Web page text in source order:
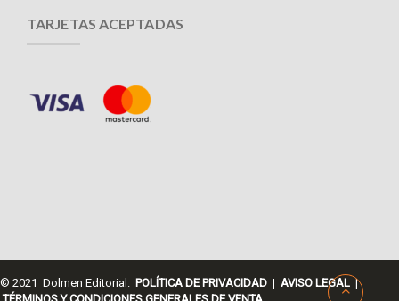
TARJETAS ACEPTADAS
© 2021 Dolmen Editorial. POLÍTICA DE PRIVACIDAD | AVISO LEGAL |
TÉRMINOS Y CONDICIONES GENERALES DE VENTA